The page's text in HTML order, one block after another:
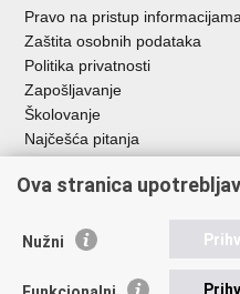
Pravo na pristup informacijama
Zaštita osobnih podataka
Politika privatnosti
Zapošljavanje
Školovanje
Najčešća pitanja
Važne poveznice
EMN Nacionalna kontaktna
Ova stranica
Nužni